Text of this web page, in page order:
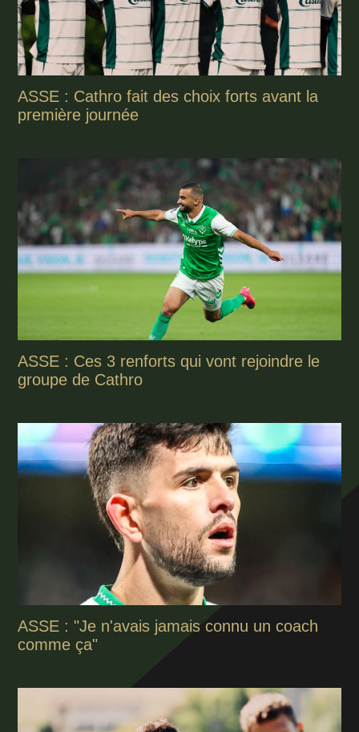
ASSE : Cathro fait des choix forts avant la
première journée
ASSE : Ces 3 renforts qui vont rejoindre le
groupe de Cathro
ASSE : "Je n'avais jamais connu un coach
comme ça"